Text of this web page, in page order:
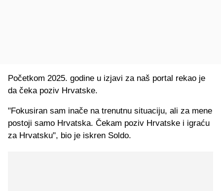
Početkom 2025. godine u izjavi za naš portal rekao je
da čeka poziv Hrvatske.
"Fokusiran sam inače na trenutnu situaciju, ali za mene
postoji samo Hrvatska. Čekam poziv Hrvatske i igraću
za Hrvatsku", bio je iskren Soldo.